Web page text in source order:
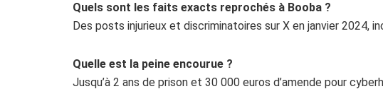
Quels sont les faits exacts reprochés à Booba ?
Des posts injurieux et discriminatoires sur X en janvier 2024,
Quelle est la peine encourue ?
Jusqu’à 2 ans de prison et 30 000 euros d’amende pour